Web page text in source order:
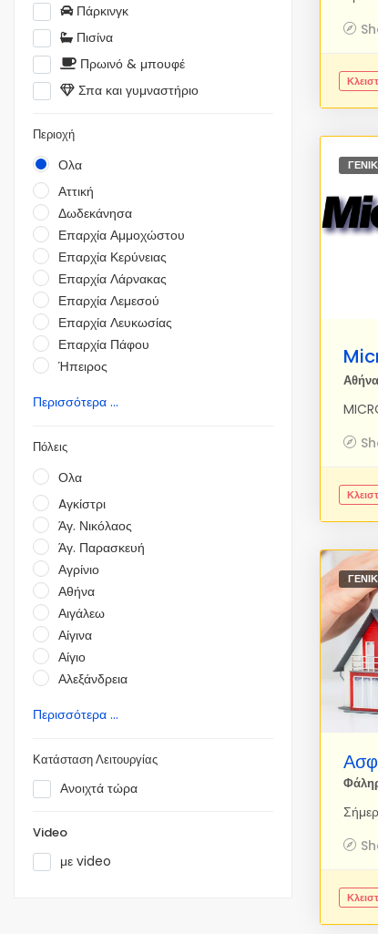
Πάρκινγκ
Πισίνα
Πρωινό & μπουφέ
Σπα και γυμναστήριο
Περιοχή
Ολα
Αττική
Δωδεκάνησα
Επαρχία Αμμοχώστου
Επαρχία Κερύνειας
Επαρχία Λάρνακας
Επαρχία Λεμεσού
Επαρχία Λευκωσίας
Επαρχία Πάφου
Ήπειρος
Περισσότερα ...
Πόλεις
Ολα
Aγκίστρι
Άγ. Νικόλαος
Άγ. Παρασκευή
Αγρίνιο
Αθήνα
Αιγάλεω
Αίγινα
Αίγιο
Αλεξάνδρεια
Περισσότερα ...
Κατάσταση Λειτουργίας
Ανοιχτά τώρα
Video
με video